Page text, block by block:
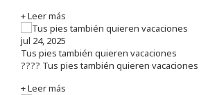
+ Leer más
jul 24, 2025
Tus pies también quieren vacaciones
???? Tus pies también quieren vacaciones
+ Leer más